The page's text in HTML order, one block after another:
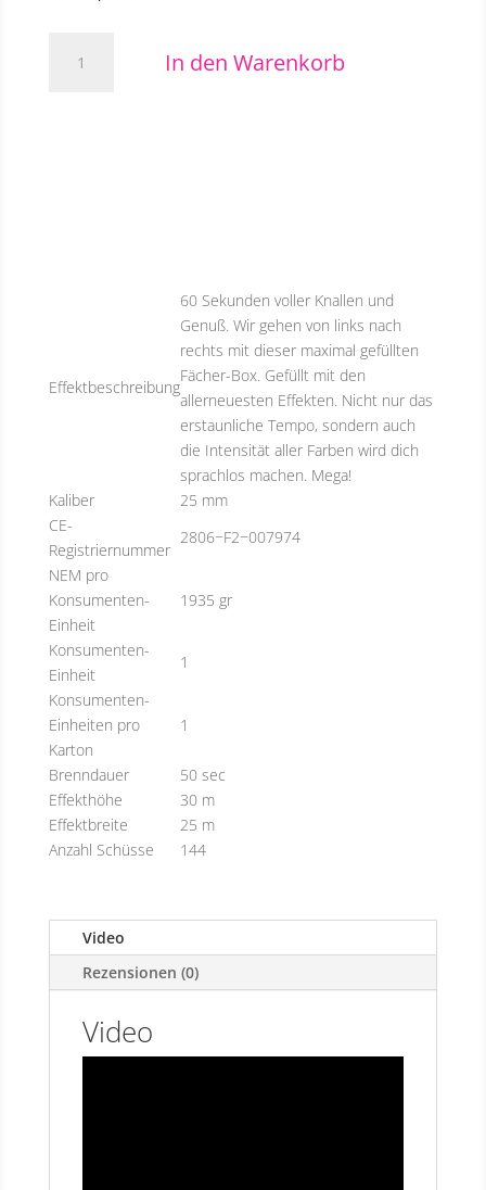
Menge
In den Warenkorb
Effektbeschreibung
60 Sekunden voller Knallen und
Genuß. Wir gehen von links nach
rechts mit dieser maximal gefüllten
Fächer-Box. Gefüllt mit den
allerneuesten Effekten. Nicht nur das
erstaunliche Tempo, sondern auch
die Intensität aller Farben wird dich
sprachlos machen. Mega!
Kaliber
25 mm
CE-
Registriernummer
2806−F2−007974
NEM pro
Konsumenten-
Einheit
1935 gr
Konsumenten-
Einheit
1
Konsumenten-
Einheiten pro
Karton
1
Brenndauer
50 sec
Effekthöhe
30 m
Effektbreite
25 m
Anzahl Schüsse
144
Video
Rezensionen (0)
Video